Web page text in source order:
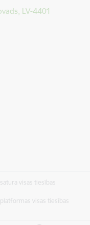
LV-4401
visas tiesības
visas tiesības